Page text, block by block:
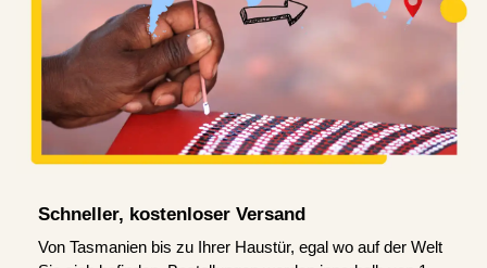
Schneller, kostenloser Versand
Von Tasmanien bis zu Ihrer Haustür, egal wo auf der Welt